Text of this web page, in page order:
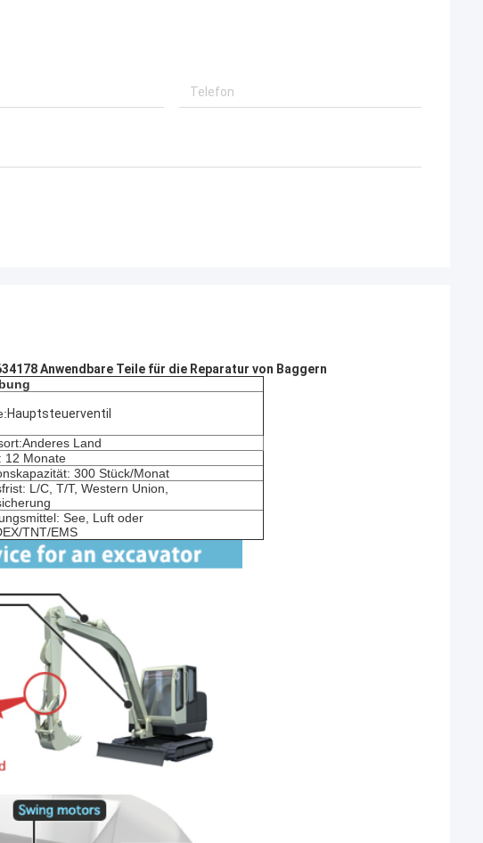
Anwendbare Teile für die Reparatur von Baggern
Hauptsteuerventil
Land
12 Monate
300 Stück/Monat
L/C, T/T, Western Union,
See, Luft oder
TNT/EMS